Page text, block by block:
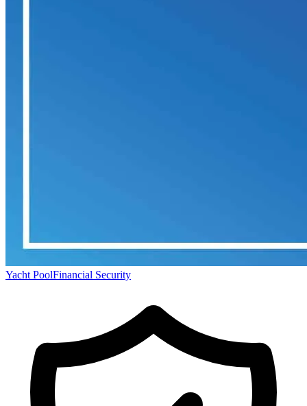
Yacht PoolFinancial Security